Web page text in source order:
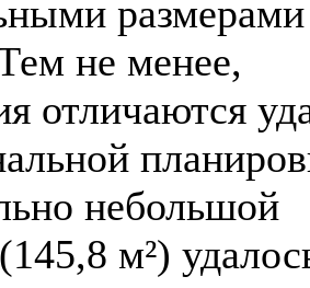
не менее,
отличаются
небольшой
м²)